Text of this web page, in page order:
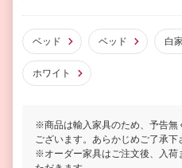
ベッド ベッド 白
ホワイト
※商品は輸入家具のため、予告無
ございます。あらかじめご了承下
※オーダー家具はご注文後、入荷